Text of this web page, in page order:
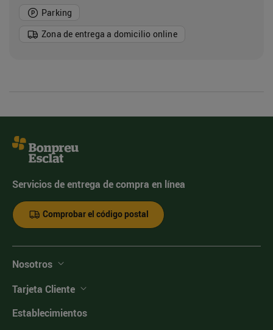
Parking
Zona de entrega a domicilio online
Servicios de entrega de compra en línea
Comprobar el código postal
Nosotros
Tarjeta Cliente
Establecimientos